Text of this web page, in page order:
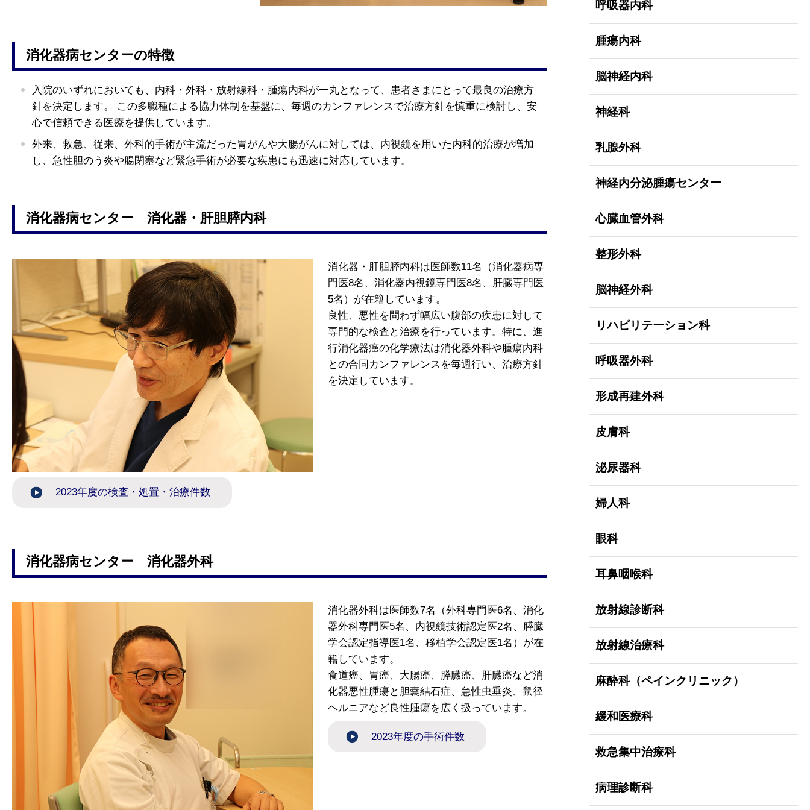
消化器病センターの特徴
入院のいずれにおいても、内科・外科・放射線科・腫瘍内科が一丸となって、患者さまにとって最良の治療方
針を決定します。 この多職種による協力体制を基盤に、毎週のカンファレンスで治療方針を慎重に検討し、安
心で信頼できる医療を提供しています。
外来、救急、従来、外科的手術が主流だった胃がんや大腸がんに対しては、内視鏡を用いた内科的治療が増加
し、急性胆のう炎や腸閉塞など緊急手術が必要な疾患にも迅速に対応しています。
消化器病センター 消化器・肝胆膵内科
消化器・肝胆膵内科は医師数11名（消化器病専
門医8名、消化器内視鏡専門医8名、肝臓専門医
5名）が在籍しています。
良性、悪性を問わず幅広い腹部の疾患に対して
専門的な検査と治療を行っています。特に、進
行消化器癌の化学療法は消化器外科や腫瘍内科
との合同カンファレンスを毎週行い、治療方針
を決定しています。
2023年度の検査・処置・治療件数
消化器病センター 消化器外科
消化器外科は医師数7名（外科専門医6名、消化
器外科専門医5名、内視鏡技術認定医2名、膵臓
学会認定指導医1名、移植学会認定医1名）が在
籍しています。
食道癌、胃癌、大腸癌、膵臓癌、肝臓癌など消
化器悪性腫瘍と胆嚢結石症、急性虫垂炎、鼠径
ヘルニアなど良性腫瘍を広く扱っています。
2023年度の手術件数
呼吸器内科
腫瘍内科
脳神経内科
神経科
乳腺外科
神経内分泌腫瘍センター
心臓血管外科
整形外科
脳神経外科
リハビリテーション科
呼吸器外科
形成再建外科
皮膚科
泌尿器科
婦人科
眼科
耳鼻咽喉科
放射線診断科
放射線治療科
麻酔科（ペインクリニック）
緩和医療科
救急集中治療科
病理診断科